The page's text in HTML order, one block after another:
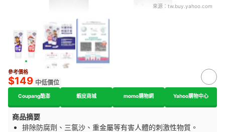
來源： tw.buy.yahoo.com
參考價格
$149 中低價位
Coupang酷澎 蝦皮商城 momo購物網 Yahoo購物中心
商品摘要
排除防腐劑、三氯沙、重金屬等有害人體的刺激性物質。